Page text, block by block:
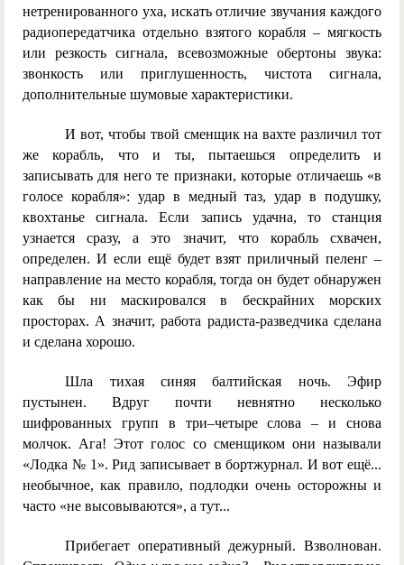
нетренированного уха, искать отличие звучания каждого
радиопередатчика отдельно взятого корабля – мягкость
или резкость сигнала, всевозможные обертоны звука:
звонкость или приглушенность, чистота сигнала,
дополнительные шумовые характеристики.
И вот, чтобы твой сменщик на вахте различил тот
же корабль, что и ты, пытаешься определить и
записывать для него те признаки, которые отличаешь «в
голосе корабля»: удар в медный таз, удар в подушку,
квохтанье сигнала. Если запись удачна, то станция
узнается сразу, а это значит, что корабль схвачен,
определен. И если ещё будет взят приличный пеленг –
направление на место корабля, тогда он будет обнаружен
как бы ни маскировался в бескрайних морских
просторах. А значит, работа радиста-разведчика сделана
и сделана хорошо.
Шла тихая синяя балтийская ночь. Эфир
пустынен. Вдруг почти невнятно несколько
шифрованных групп в три–четыре слова – и снова
молчок. Ага! Этот голос со сменщиком они называли
«Лодка № 1». Рид записывает в бортжурнал. И вот ещё...
необычное, как правило, подлодки очень осторожны и
часто «не высовываются», а тут...
Прибегает оперативный дежурный. Взволнован.